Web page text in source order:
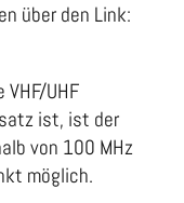
über den Link:
UHF
ist, ist der
von 100 MHz
möglich.